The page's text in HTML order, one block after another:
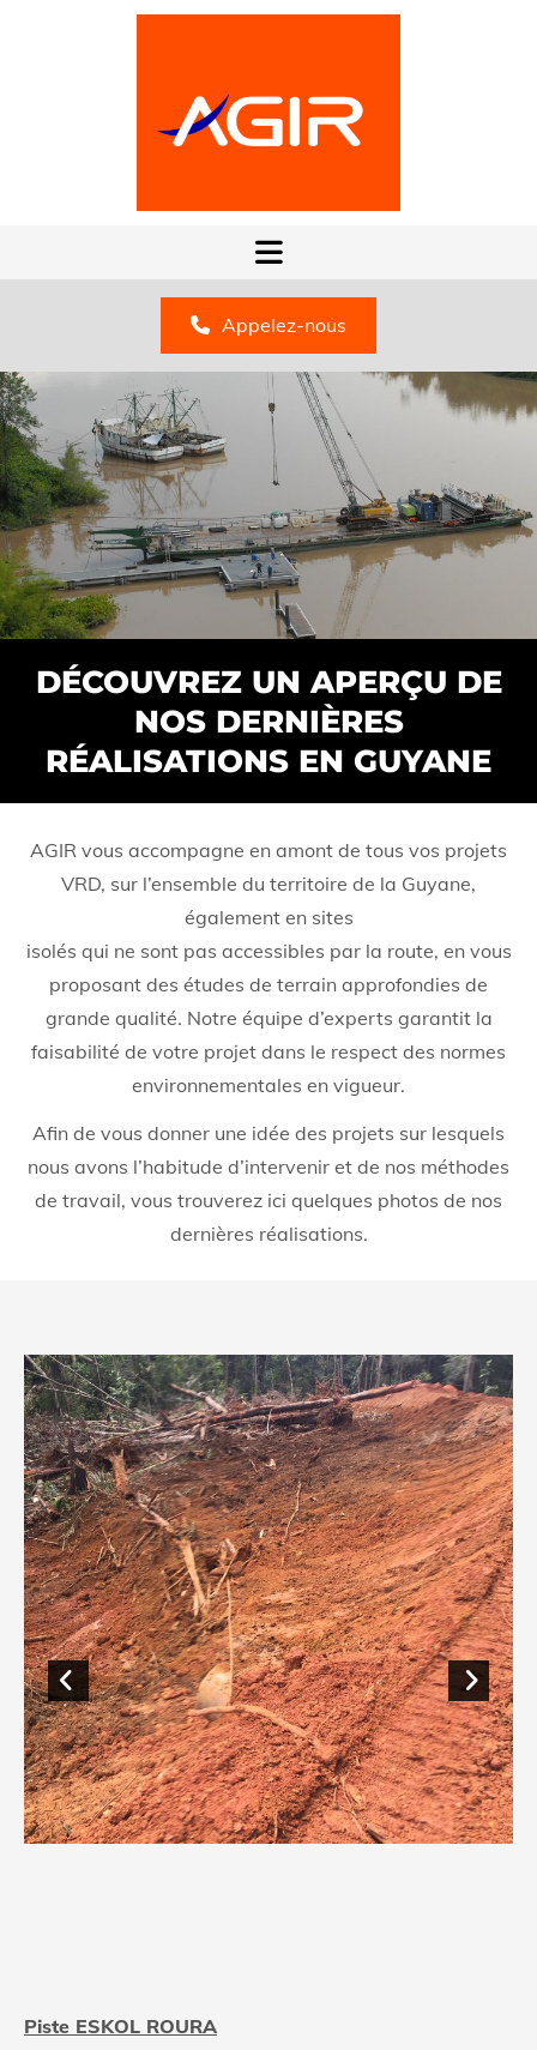
Appelez-nous
DÉCOUVREZ UN APERÇU DE
NOS DERNIÈRES
RÉALISATIONS EN GUYANE
AGIR vous accompagne en amont de tous vos projets
VRD, sur l’ensemble du territoire de la Guyane,
également en sites
isolés qui ne sont pas accessibles par la route, en vous
proposant des études de terrain approfondies de
grande qualité. Notre équipe d’experts garantit la
faisabilité de votre projet dans le respect des normes
environnementales en vigueur.
Afin de vous donner une idée des projets sur lesquels
nous avons l’habitude d’intervenir et de nos méthodes
de travail, vous trouverez ici quelques photos de nos
dernières réalisations.
Piste ESKOL ROURA